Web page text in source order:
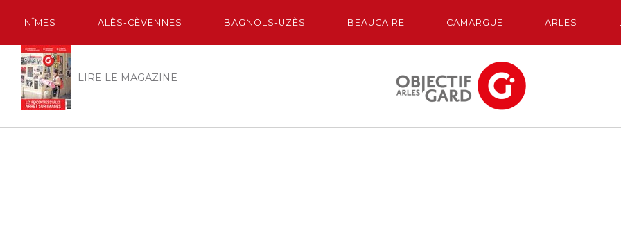
NÎMES ALÈS-CÈVENNES BAGNOLS-UZÈS BEAUCAIRE CAMARGUE ARLES
LIRE LE MAGAZINE